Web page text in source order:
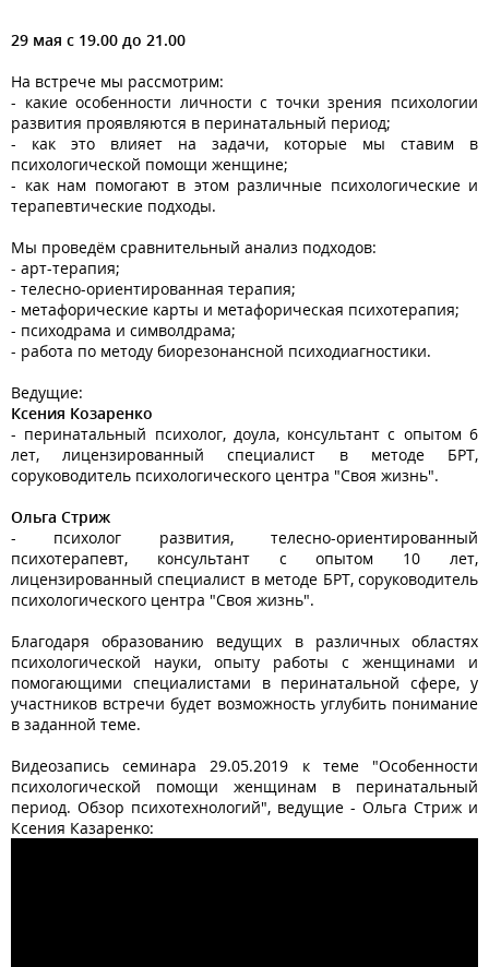
29 мая с 19.00 до 21.00
На встрече мы рассмотрим:
- какие особенности личности с точки зрения психологии
развития проявляются в перинатальный период;
- как это влияет на задачи, которые мы ставим в
психологической помощи женщине;
- как нам помогают в этом различные психологические и
терапевтические подходы.
Мы проведём сравнительный анализ подходов:
- арт-терапия;
- телесно-ориентированная терапия;
- метафорические карты и метафорическая психотерапия;
- психодрама и символдрама;
- работа по методу биорезонансной психодиагностики.
Ведущие:
Ксения Козаренко
- перинатальный психолог, доула, консультант с опытом 6
лет, лицензированный специалист в методе БРТ,
соруководитель психологического центра "Своя жизнь".
Ольга Стриж
- психолог развития, телесно-ориентированный
психотерапевт, консультант с опытом 10 лет,
лицензированный специалист в методе БРТ, соруководитель
психологического центра "Своя жизнь".
Благодаря образованию ведущих в различных областях
психологической науки, опыту работы с женщинами и
помогающими специалистами в перинатальной сфере, у
участников встречи будет возможность углубить понимание
в заданной теме.
Видеозапись семинара 29.05.2019 к теме "Особенности
психологической помощи женщинам в перинатальный
период. Обзор психотехнологий", ведущие - Ольга Стриж и
Ксения Казаренко: